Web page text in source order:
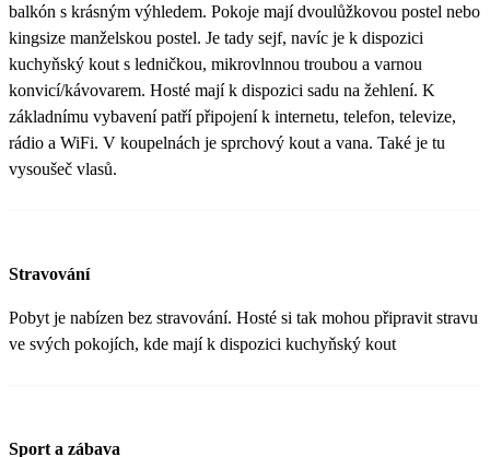
balkón s krásným výhledem. Pokoje mají dvoulůžkovou postel nebo
kingsize manželskou postel. Je tady sejf, navíc je k dispozici
kuchyňský kout s ledničkou, mikrovlnnou troubou a varnou
konvicí/kávovarem. Hosté mají k dispozici sadu na žehlení. K
základnímu vybavení patří připojení k internetu, telefon, televize,
rádio a WiFi. V koupelnách je sprchový kout a vana. Také je tu
vysoušeč vlasů.
Stravování
Pobyt je nabízen bez stravování. Hosté si tak mohou připravit stravu
ve svých pokojích, kde mají k dispozici kuchyňský kout
Sport a zábava